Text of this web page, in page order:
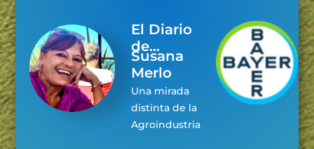
El Diario
de...
Susana
Merlo
Una mirada
distinta de la
Agroindustria